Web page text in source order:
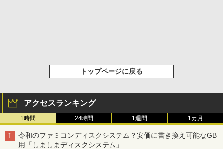
トップページに戻る
アクセスランキング
1時間 24時間 1週間 1カ月
令和のファミコンディスクシステム？安価に書き換え可能なGB
用「しましまディスクシステム」